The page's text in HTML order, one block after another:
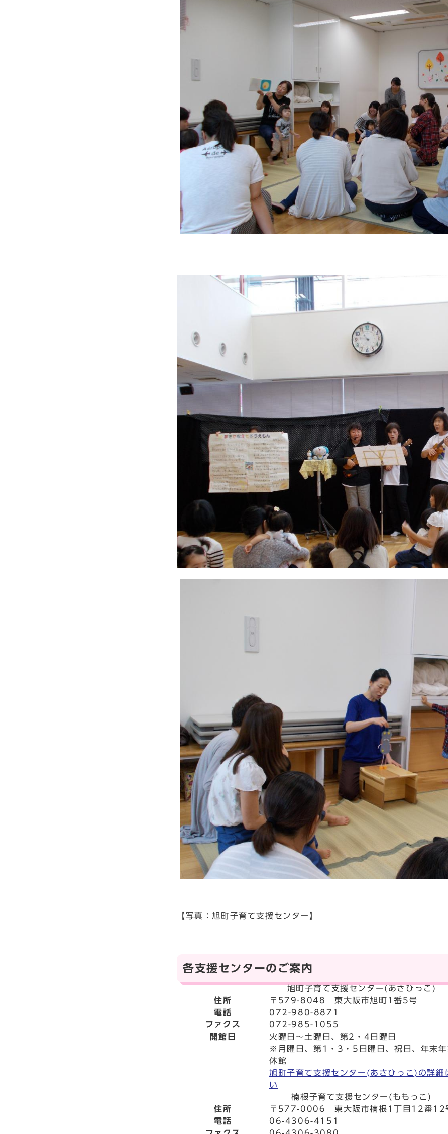
【写真：旭町子育て支援センター】
各支援センターのご案内
旭町子育て支援センター(あさひっこ)
住所
〒579-8048 東大阪市旭町1番5号
電話
072-980-8871
ファクス
072-985-1055
開館日
火曜日～土曜日、第2・4日曜日
※月曜日、第1・3・5日曜日、祝日、年末
休館
旭町子育て支援センター(あさひっこ)の詳細
い
楠根子育て支援センター(ももっこ)
住所
〒577-0006 東大阪市楠根1丁目12番12
電話
06-4306-4151